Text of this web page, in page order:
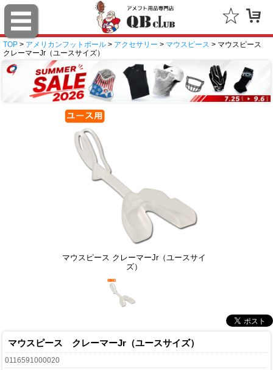
TOP > アメリカンフットボール > アクセサリー > マウスピース > マウスピース
クレーマーJr（ユースサイズ）
マウスピース クレーマーJr（ユースサイ
ズ）
マウスピース クレーマーJr（ユースサイズ）
0116591000020